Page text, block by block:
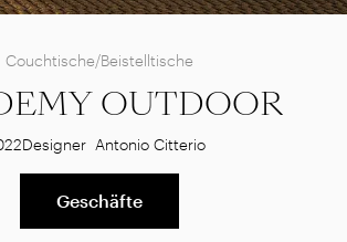
Couchtische/Beistelltische
OUTDOOR
Designer Antonio Citterio
Geschäfte